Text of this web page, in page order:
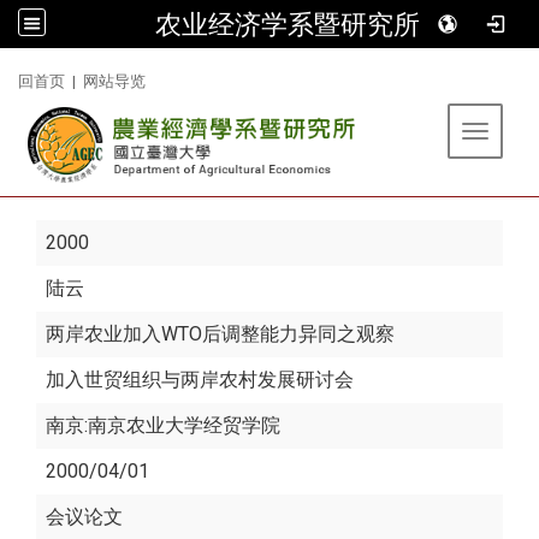
农业经济学系暨研究所
回首页 | 网站导览
Toggle
2000
陆云
两岸农业加入WTO后调整能力异同之观察
加入世贸组织与两岸农村发展研讨会
南京:南京农业大学经贸学院
2000/04/01
会议论文